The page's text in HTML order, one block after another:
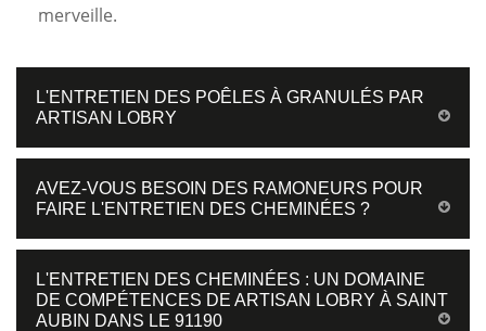
merveille.
L'ENTRETIEN DES POÊLES À GRANULÉS PAR
ARTISAN LOBRY
AVEZ-VOUS BESOIN DES RAMONEURS POUR
FAIRE L'ENTRETIEN DES CHEMINÉES ?
L'ENTRETIEN DES CHEMINÉES : UN DOMAINE
DE COMPÉTENCES DE ARTISAN LOBRY À SAINT
AUBIN DANS LE 91190